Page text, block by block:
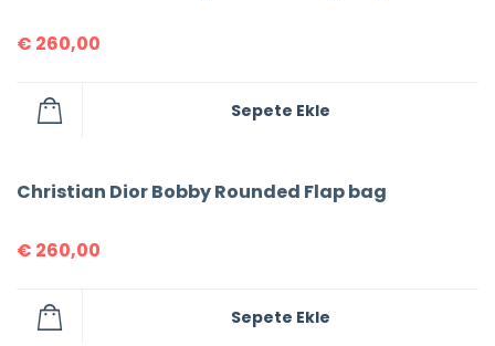
€ 260,00
Sepete Ekle
Christian Dior Bobby Rounded Flap bag
€ 260,00
Sepete Ekle